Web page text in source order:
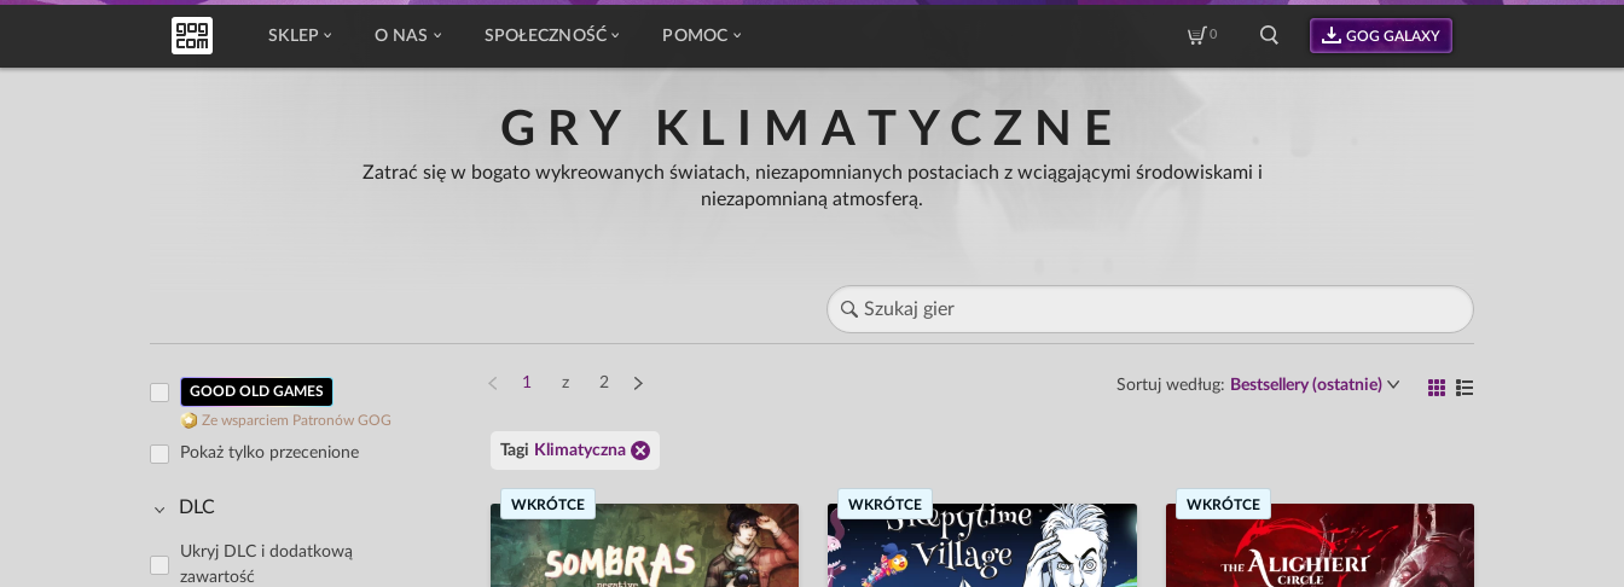
SKLEP O NAS SPOŁECZNOŚĆ POMOC 0 GOG GALAXY
GRY KLIMATYCZNE
Zatrać się w bogato wykreowanych światach, niezapomnianych postaciach z wciągającymi środowiskami i
niezapomnianą atmosferą.
GOOD OLD GAMES
Ze wsparciem Patronów GOG
Pokaż tylko przecenione
DLC
Ukryj DLC i dodatkową
zawartość
z 2 Sortuj według: Bestsellery (ostatnie)
Tagi Klimatyczna
WKRÓTCE WKRÓTCE WKRÓTCE